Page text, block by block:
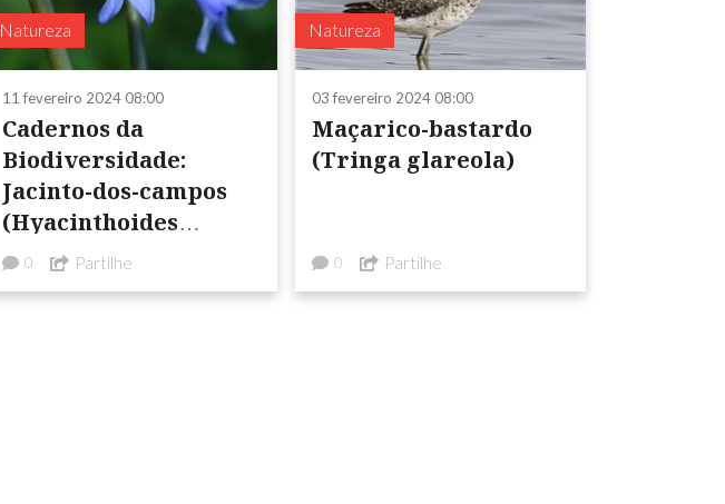
Natureza
11 fevereiro 2024 08:00
Cadernos da
Biodiversidade:
Jacinto-dos-campos
(Hyacinthoides
hispanica)
0 Partilhe
Natureza
03 fevereiro 2024 08:00
Maçarico-bastardo
(Tringa glareola)
0 Partilhe